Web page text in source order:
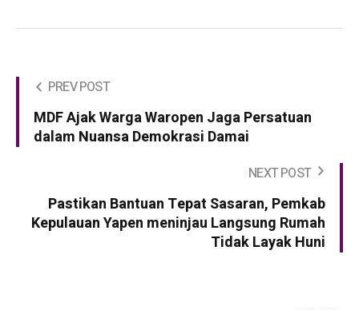
PREV POST
MDF Ajak Warga Waropen Jaga Persatuan
dalam Nuansa Demokrasi Damai
NEXT POST
Pastikan Bantuan Tepat Sasaran, Pemkab
Kepulauan Yapen meninjau Langsung Rumah
Tidak Layak Huni